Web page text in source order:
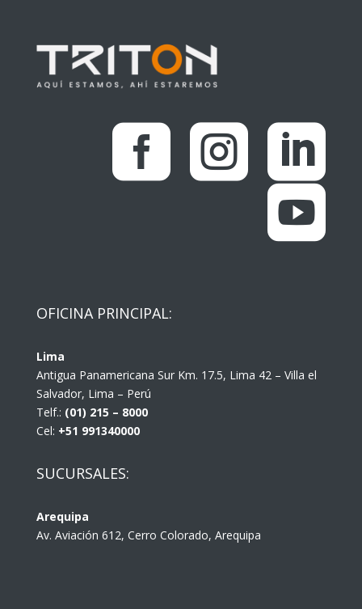
  

OFICINA PRINCIPAL:
Lima
Antigua Panamericana Sur Km. 17.5, Lima 42 – Villa el
Salvador, Lima – Perú
Telf.: (01) 215 – 8000
Cel: +51 991340000
SUCURSALES:
Arequipa
Av. Aviación 612, Cerro Colorado, Arequipa